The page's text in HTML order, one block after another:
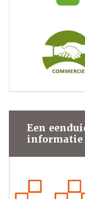
Een
informatie